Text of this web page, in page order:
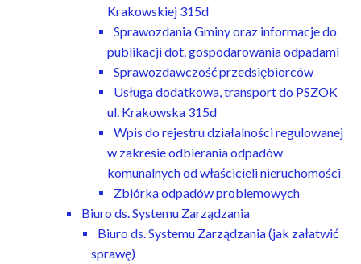
Krakowskiej 315d
Sprawozdania Gminy oraz informacje do
publikacji dot. gospodarowania odpadami
Sprawozdawczość przedsiębiorców
Usługa dodatkowa, transport do PSZOK
ul. Krakowska 315d
Wpis do rejestru działalności regulowanej
w zakresie odbierania odpadów
komunalnych od właścicieli nieruchomości
Zbiórka odpadów problemowych
Biuro ds. Systemu Zarządzania
Biuro ds. Systemu Zarządzania (jak załatwić
sprawę)